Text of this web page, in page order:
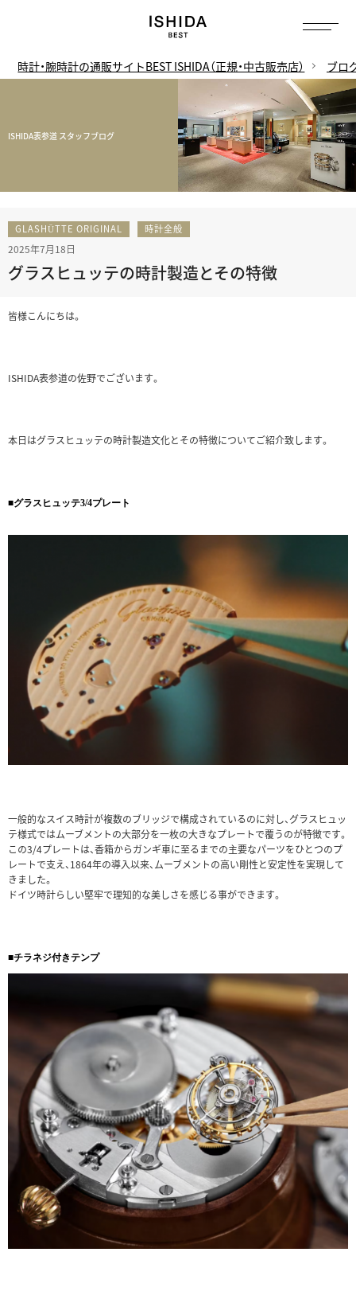
時計・腕時計の通販サイトBEST ISHIDA（正規・中古販売店） ブロ
ISHIDA表参道 スタッフブログ
GLASHÜTTE ORIGINAL 時計全般
2025年7月18日
グラスヒュッテの時計製造とその特徴
皆様こんにちは。
ISHIDA表参道の佐野でございます。
本日はグラスヒュッテの時計製造文化とその特徴についてご紹介致します。
■グラスヒュッテ3/4プレート
一般的なスイス時計が複数のブリッジで構成されているのに対し、グラスヒュッ
テ様式ではムーブメントの大部分を一枚の大きなプレートで覆うのが特徴です。
この3/4プレートは、香箱からガンギ車に至るまでの主要なパーツをひとつのプ
レートで支え、1864年の導入以来、ムーブメントの高い剛性と安定性を実現して
きました。
ドイツ時計らしい堅牢で理知的な美しさを感じる事ができます。
■チラネジ付きテンプ